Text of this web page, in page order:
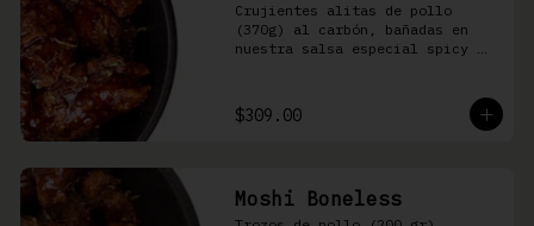
Crujientes alitas de pollo
(370g) al carbón, bañadas en
nuestra salsa especial spicy
$309.00
Moshi Boneless